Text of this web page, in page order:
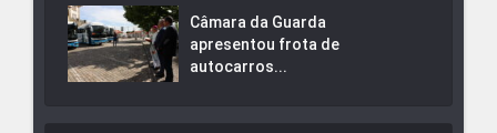
Câmara da Guarda
apresentou frota de
autocarros...